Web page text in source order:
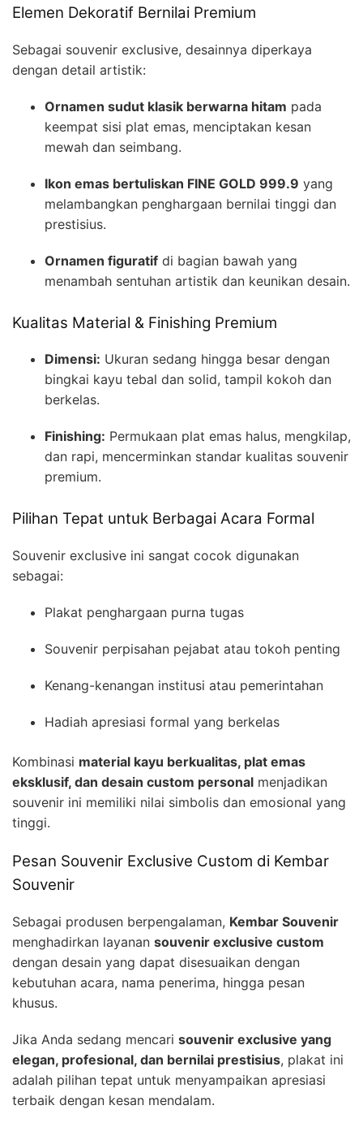
Elemen Dekoratif Bernilai Premium
Sebagai souvenir exclusive, desainnya diperkaya
dengan detail artistik:
Ornamen sudut klasik berwarna hitam pada
keempat sisi plat emas, menciptakan kesan
mewah dan seimbang.
Ikon emas bertuliskan FINE GOLD 999.9 yang
melambangkan penghargaan bernilai tinggi dan
prestisius.
Ornamen figuratif di bagian bawah yang
menambah sentuhan artistik dan keunikan desain.
Kualitas Material & Finishing Premium
Dimensi: Ukuran sedang hingga besar dengan
bingkai kayu tebal dan solid, tampil kokoh dan
berkelas.
Finishing: Permukaan plat emas halus, mengkilap,
dan rapi, mencerminkan standar kualitas souvenir
premium.
Pilihan Tepat untuk Berbagai Acara Formal
Souvenir exclusive ini sangat cocok digunakan
sebagai:
Plakat penghargaan purna tugas
Souvenir perpisahan pejabat atau tokoh penting
Kenang-kenangan institusi atau pemerintahan
Hadiah apresiasi formal yang berkelas
Kombinasi material kayu berkualitas, plat emas
eksklusif, dan desain custom personal menjadikan
souvenir ini memiliki nilai simbolis dan emosional yang
tinggi.
Pesan Souvenir Exclusive Custom di Kembar
Souvenir
Sebagai produsen berpengalaman, Kembar Souvenir
menghadirkan layanan souvenir exclusive custom
dengan desain yang dapat disesuaikan dengan
kebutuhan acara, nama penerima, hingga pesan
khusus.
Jika Anda sedang mencari souvenir exclusive yang
elegan, profesional, dan bernilai prestisius, plakat ini
adalah pilihan tepat untuk menyampaikan apresiasi
terbaik dengan kesan mendalam.